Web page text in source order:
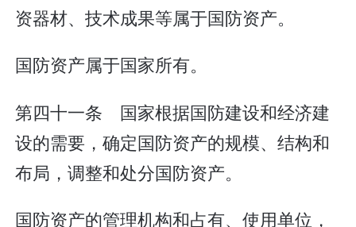
资器材、技术成果等属于国防资产。
国防资产属于国家所有。
第四十一条 国家根据国防建设和经济建
设的需要，确定国防资产的规模、结构和
布局，调整和处分国防资产。
国防资产的管理机构和占有、使用单位，